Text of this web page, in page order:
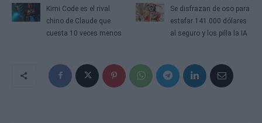
Kimi Code es el rival
chino de Claude que
cuesta 10 veces menos
Se disfrazan de oso para
estafar 141.000 dólares
al seguro y los pilla la IA